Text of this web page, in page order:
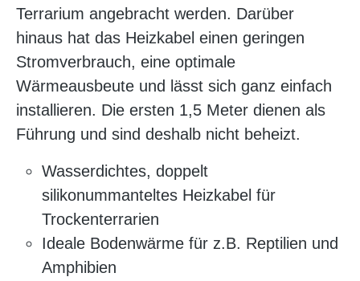
Terrarium angebracht werden. Darüber
hinaus hat das Heizkabel einen geringen
Stromverbrauch, eine optimale
Wärmeausbeute und lässt sich ganz einfach
installieren. Die ersten 1,5 Meter dienen als
Führung und sind deshalb nicht beheizt.
Wasserdichtes, doppelt
silikonummanteltes Heizkabel für
Trockenterrarien
Ideale Bodenwärme für z.B. Reptilien und
Amphibien